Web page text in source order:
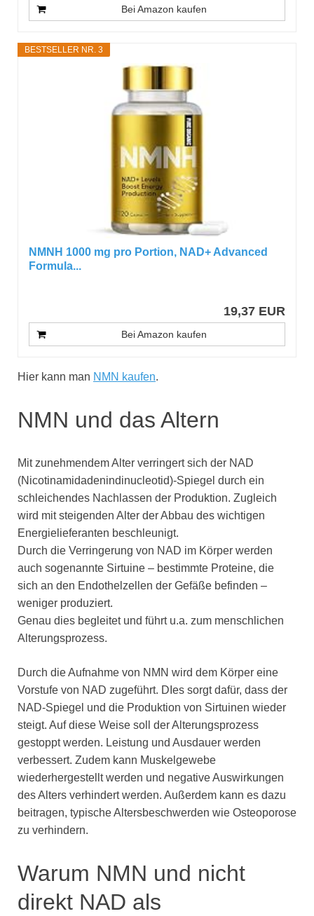
Bei Amazon kaufen
BESTSELLER NR. 3
NMNH 1000 mg pro Portion, NAD+ Advanced
Formula...
19,37 EUR
Bei Amazon kaufen
Hier kann man NMN kaufen.
NMN und das Altern
Mit zunehmendem Alter verringert sich der NAD
(Nicotinamidadenindinucleotid)-Spiegel durch ein
schleichendes Nachlassen der Produktion. Zugleich
wird mit steigenden Alter der Abbau des wichtigen
Energielieferanten beschleunigt.
Durch die Verringerung von NAD im Körper werden
auch sogenannte Sirtuine – bestimmte Proteine, die
sich an den Endothelzellen der Gefäße befinden –
weniger produziert.
Genau dies begleitet und führt u.a. zum menschlichen
Alterungsprozess.
Durch die Aufnahme von NMN wird dem Körper eine
Vorstufe von NAD zugeführt. DIes sorgt dafür, dass der
NAD-Spiegel und die Produktion von Sirtuinen wieder
steigt. Auf diese Weise soll der Alterungsprozess
gestoppt werden. Leistung und Ausdauer werden
verbessert. Zudem kann Muskelgewebe
wiederhergestellt werden und negative Auswirkungen
des Alters verhindert werden. Außerdem kann es dazu
beitragen, typische Altersbeschwerden wie Osteoporose
zu verhindern.
Warum NMN und nicht
direkt NAD als